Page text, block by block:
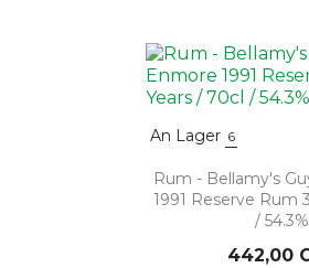
An Lager 6
Rum - Bellamy's
1991 Reserve Rum
/ 54.3%
442,00